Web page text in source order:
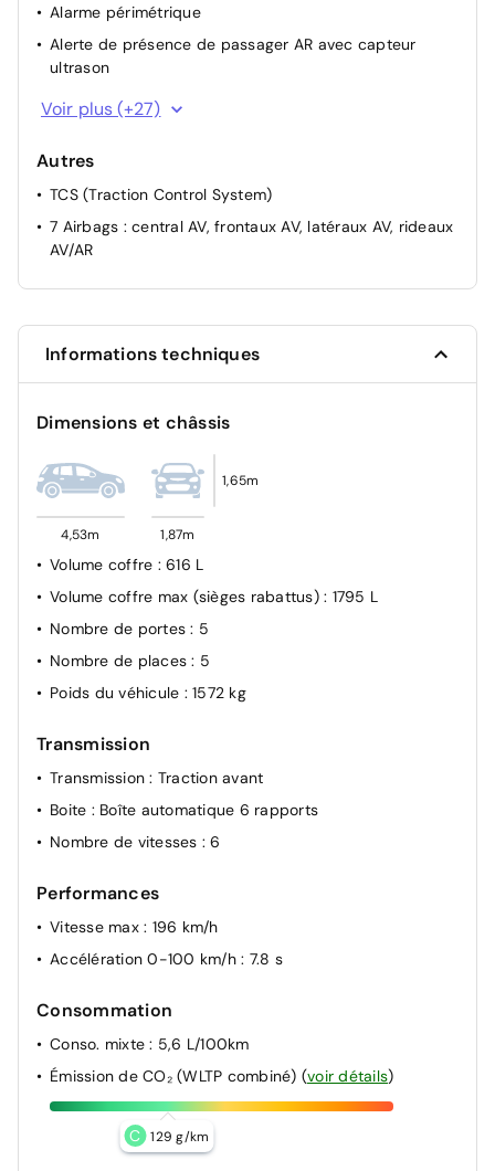
Alarme périmétrique
Alerte de présence de passager AR avec capteur
ultrason
Allumage automatique des feux
Caméra de recul avec lignes de guidage dynamiques
Clignotants AV à LED
Connexion Bluetooth
Contrôle de la pression des pneumatiques
Contrôle de trajectoire électronique ESP avec gestion
Contrôle de vitesse en descente
Détection de fatigue du conducteur
Direction assistée électrique
secours avec géolocalisation du véhicule
Eclairage additionnel en virage
Feux de route intelligents
Frein de parking électrique avec fonction auto-hold
Freinage anti multi-collisions
Freinage d'urgence autonome avec reconnaissance
au volant
Limiteur de vitesse intelligent
Reconnaissance des panneaux de limitation de vitesse
Régulateur de vitesse
Siège conducteur réglable en hauteur
AR
Verrouillage automatique des portes en roulant
Verrouillage centralisé
Vitres AR électriques
ABS et EBD
Voir plus (+27)
Autres
TCS (Traction Control System)
7 Airbags : central AV, frontaux AV, latéraux AV, rideaux
AV/AR
Informations techniques
Dimensions et châssis
4,53m 1,87m
1,65m
Volume coffre : 616 L
Volume coffre max (sièges rabattus) : 1795 L
Nombre de portes: 5
Nombre de places: 5
Poids du véhicule : 1572 kg
Transmission
Transmission: Traction avant
Boite : Boîte automatique 6 rapports
Nombre de vitesses : 6
Performances
Vitesse max : 196 km/h
Accélération 0-100 km/h : 7.8 s
Consommation
Conso. mixte: 5,6 L/100km
Émission de CO₂ (WLTP combiné) (voir détails)
C 129 g/km